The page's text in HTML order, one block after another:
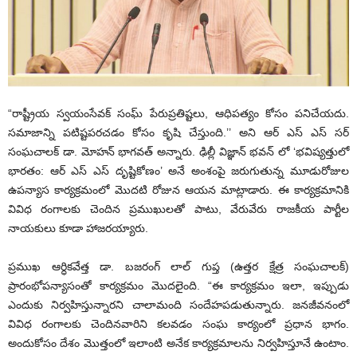
“రాష్ట్రీయ స్వయంసేవక్ సంఘ్ పేరుప్రతిష్టలు, ఆధిపత్యం కోసం పనిచేయదు.
సమాజాన్ని పటిష్టపరచడం కోసం కృషి చేస్తుంది.’’ అని ఆర్ ఎస్ ఎస్ సర్
సంఘచాలక్ డా. మోహన్ భాగవత్ అన్నారు. ఢిల్లీ విజ్ఞాన్ భవన్ లో ‘భవిష్యత్తులో
భారతం: ఆర్ ఎస్ ఎస్ దృష్టికోణం’ అనే అంశంపై జరుగుతున్న మూడురోజుల
ఉపన్యాస కార్యక్రమంలో మొదటి రోజున ఆయన మాట్లాడారు. ఈ కార్యక్రమానికి
వివిధ రంగాలకు చెందిన ప్రముఖులతో పాటు, వేరువేరు రాజకీయ పార్టీల
నాయకులు కూడా హాజరయ్యారు.
ప్రముఖ ఆర్ధికవేత్త డా. బజరంగ్ లాల్ గుప్త (ఉత్తర క్షేత్ర సంఘచాలక్)
ప్రారంభోపన్యాసంతో కార్యక్రమం మొదలైంది. “ఈ కార్యక్రమం ఇలా, ఇప్పుడు
ఎందుకు నిర్వహిస్తున్నారని చాలామంది సందేహపడుతున్నారు. జనజీవనంలో
వివిధ రంగాలకు చెందినవారిని కలవడం సంఘ కార్యంలో ప్రధాన భాగం.
అందుకోసం దేశం మొత్తంలో ఇలాంటి అనేక కార్యక్రమాలను నిర్వహిస్తూనే ఉంటాం.